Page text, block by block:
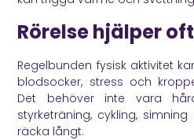
Rörelse hjälper
Regelbunden fysisk aktivitet
blodsocker, stress och
Det behöver inte vara
styrketräning, cykling,
räcka långt.